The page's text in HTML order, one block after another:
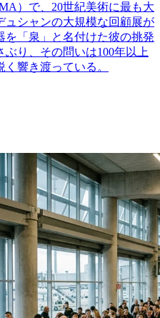
）で、20世紀美術に最も大
ュシャンの大規模な回顧展が
を「泉」と名付けた彼の挑発
り、その問いは100年以上
響き渡っている。